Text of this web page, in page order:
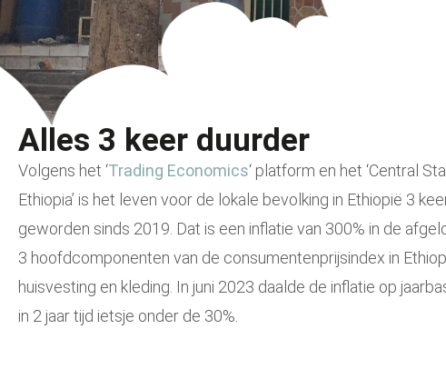
Alles 3 keer duurder
Volgens het ‘Trading Economics‘ platform en het ‘Central
Ethiopia’ is het leven voor de lokale bevolking in Ethiopië 3
geworden sinds 2019. Dat is een inflatie van 300% in de
3 hoofdcomponenten van de consumentenprijsindex in
huisvesting en kleding. In juni 2023 daalde de inflatie op
in 2 jaar tijd ietsje onder de 30%.